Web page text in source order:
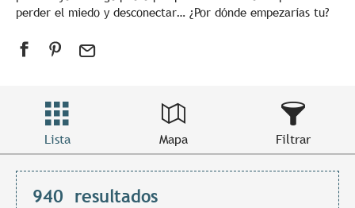
perder el miedo y desconectar… ¿Por dónde empezarías tu?
Lista Mapa Filtrar
940 resultados